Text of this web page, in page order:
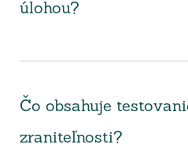
úlohou?
Čo obsahuje
zraniteľnosti?